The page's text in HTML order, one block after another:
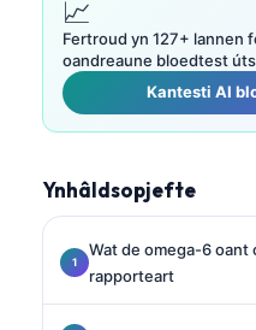
📈
Fertroud yn 127+ lannen
oandreaune bloedtest
Kantesti AI
Ynhâldsopjefte
Wat de omega-6
rapporteart